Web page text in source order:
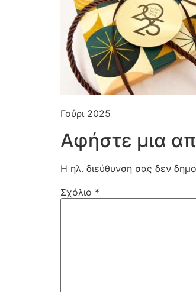
Γούρι 2025
Αφήστε μια
Η ηλ. διεύθυνση σας δεν
Σχόλιο *